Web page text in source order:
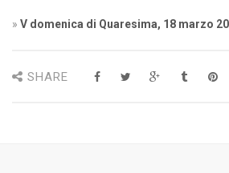
» V domenica di Quaresima, 18 marzo
SHARE